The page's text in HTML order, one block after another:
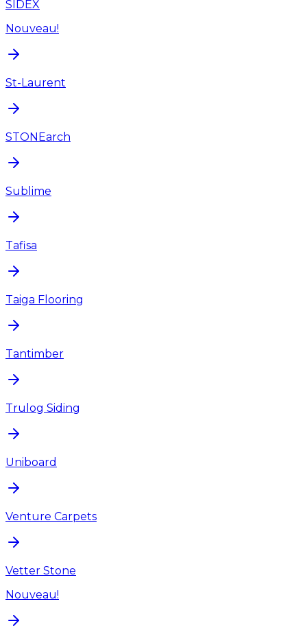
SIDEX
Nouveau!
St-Laurent
STONEarch
Sublime
Tafisa
Taiga Flooring
Tantimber
Trulog Siding
Uniboard
Venture Carpets
Vetter Stone
Nouveau!